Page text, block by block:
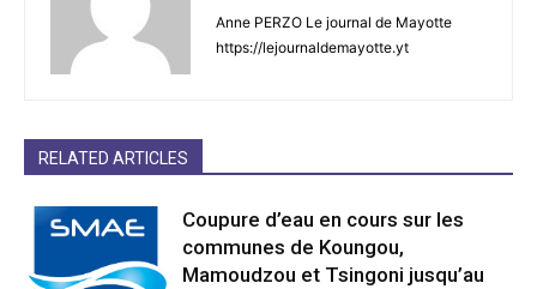
Anne PERZO Le journal de Mayotte
https://lejournaldemayotte.yt
RELATED ARTICLES
Coupure d’eau en cours sur les
communes de Koungou,
Mamoudzou et Tsingoni jusqu’au